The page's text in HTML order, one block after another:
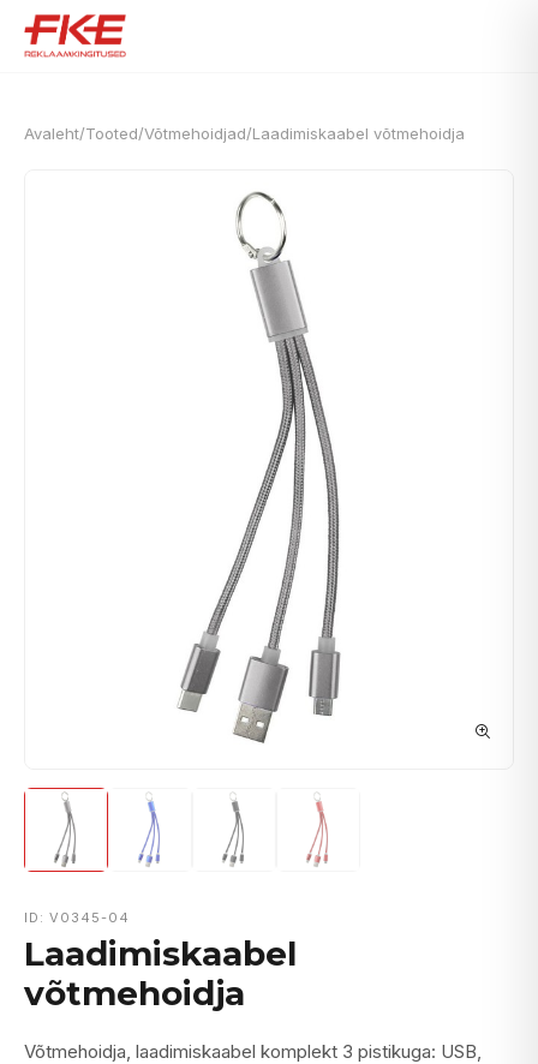
Avaleht/Tooted/Võtmehoidjad/Laadimiskaabel võtmehoidja
ID: V0345-04
Laadimiskaabel
võtmehoidja
Võtmehoidja, laadimiskaabel komplekt 3 pistikuga: USB,